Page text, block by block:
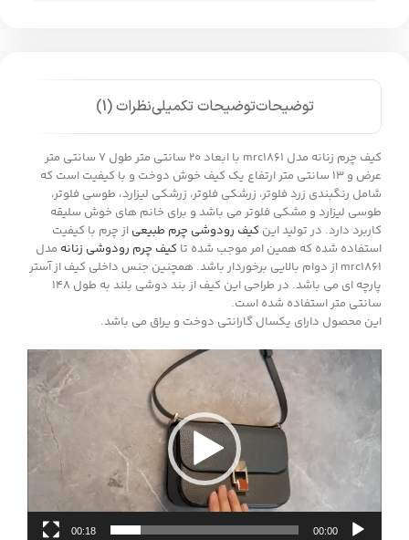
توضیحاتتوضیحات تکمیلینظرات (1)
کیف چرم زنانه مدل mrc1861 با ابعاد 20 سانتی متر طول 7 سانتی متر
عرض و 13 سانتی متر ارتفاع یک کیف خوش دوخت و با کیفیت است که
شامل رنگبندی زرد فلوتر، زرشکی فلوتر، زرشکی لیزارد، طوسی فلوتر،
طوسی لیزارد و مشکی فلوتر می باشد و برای خانم های خوش سلیقه
کاربرد دارد. در تولید این کیف رودوشی چرم طبیعی از چرم با کیفیت
استفاده شده که همین امر موجب شده تا کیف چرم رودوشی زنانه مدل
mrc1861 از دوام بالایی برخوردار باشد. همچنین جنس داخلی کیف از آستر
پارچه ای می باشد. در طراحی این کیف از بند دوشی بلند به طول 148
سانتی متر استفاده شده است.
این محصول دارای یکسال گارانتی دوخت و یراق می باشد.
نمایشگر
ویدیو
00:00
00:18